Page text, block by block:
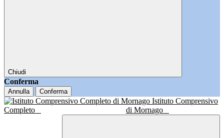
Chiudi
Conferma
Annulla Conferma
Istituto Comprensivo
Completo
di Mornago